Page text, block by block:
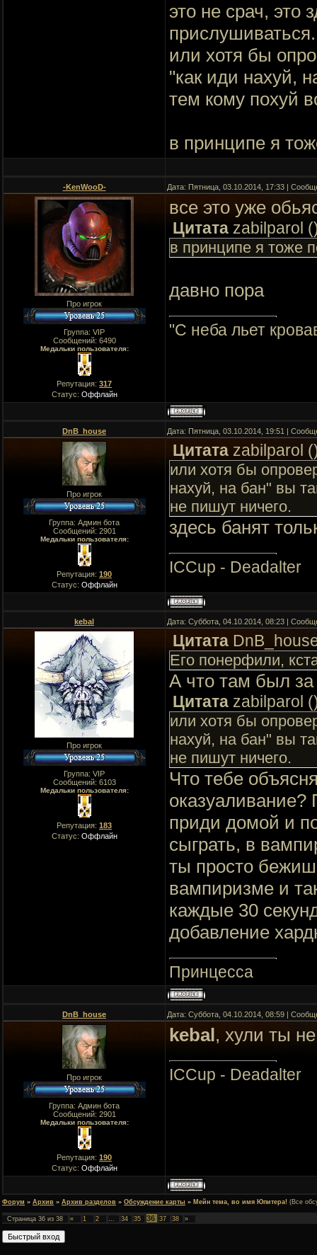
это не срач, это
прислушиваться.
или хотя бы
"как иди нахуй,
тем кому похуй
в принципе я
-KenWooD- Дата: Пятница, 03.10.2014, 17:33 |
Про игрок
Группа: VIP
Сообщений: 6490
Медальки пользователя:
Репутация: 317
Статус: Оффлайн
все это уже
Цитата zabilparol (
в принципе я тоже
давно пора
"C неба льет
DnB_house Дата: Пятница, 03.10.2014, 19:51 |
Про игрок
Группа: Админ бота
Сообщений: 2901
Медальки пользователя:
Репутация: 190
Статус: Оффлайн
Цитата zabilparol (
или хотя бы
нахуй, на бан" вы
не пишут ничего.
здесь банят
ICCup - Deadalter
kebal Дата: Суббота, 04.10.2014, 08:23 |
Про игрок
Группа: VIP
Сообщений: 6103
Медальки пользователя:
Репутация: 183
Статус: Оффлайн
Цитата
Его понерфили,
А что там был
Цитата zabilparol (
или хотя бы
нахуй, на бан" вы
не пишут ничего.
Что тебе
оказуаливание?
приди домой и
сыграть, в
ты просто
вампиризме и
каждые 30
добавление
Принцесса
DnB_house Дата: Суббота, 04.10.2014, 08:59 |
Про игрок
Группа: Админ бота
Сообщений: 2901
Медальки пользователя:
Репутация: 190
Статус: Оффлайн
kebal, хули ты
ICCup - Deadalter
Форум » Архив » Архив разделов » Обсуждение карты » Мейн тема, во имя Юпитера! (Все
Страница 36 из 38 « 1 2 … 34 35 36 37 38 »